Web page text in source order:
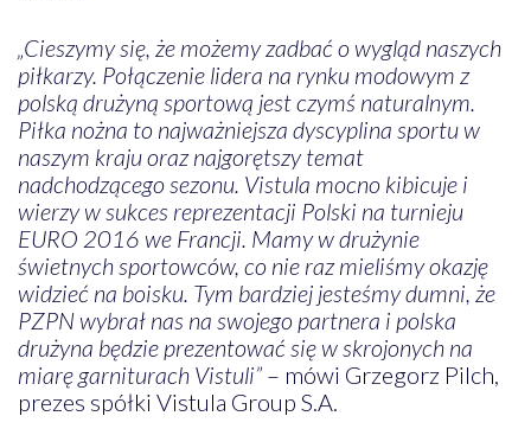
„Cieszymy się, że możemy zadbać o wygląd naszych
piłkarzy. Połączenie lidera na rynku modowym z
polską drużyną sportową jest czymś naturalnym.
Piłka nożna to najważniejsza dyscyplina sportu w
naszym kraju oraz najgorętszy temat
nadchodzącego sezonu. Vistula mocno kibicuje i
wierzy w sukces reprezentacji Polski na turnieju
EURO 2016 we Francji. Mamy w drużynie
świetnych sportowców, co nie raz mieliśmy okazję
widzieć na boisku. Tym bardziej jesteśmy dumni, że
PZPN wybrał nas na swojego partnera i polska
drużyna będzie prezentować się w skrojonych na
miarę garniturach Vistuli”– mówi Grzegorz Pilch,
prezes spółki Vistula Group S.A.